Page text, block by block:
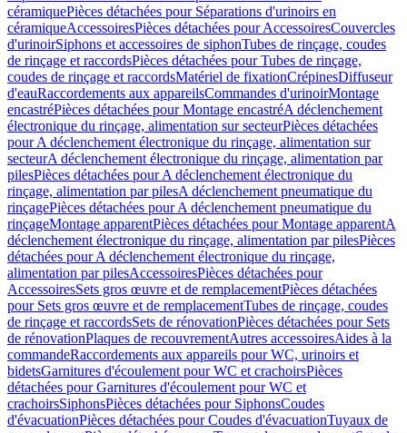
céramiquePièces détachées pour Séparations d'urinoirs en
céramiqueAccessoiresPièces détachées pour AccessoiresCouvercles
d'urinoirSiphons et accessoires de siphonTubes de rinçage, coudes
de rinçage et raccordsPièces détachées pour Tubes de rinçage,
coudes de rinçage et raccordsMatériel de fixationCrépinesDiffuseur
d'eauRaccordements aux appareilsCommandes d'urinoirMontage
encastréPièces détachées pour Montage encastréA déclenchement
électronique du rinçage, alimentation sur secteurPièces détachées
pour A déclenchement électronique du rinçage, alimentation sur
secteurA déclenchement électronique du rinçage, alimentation par
pilesPièces détachées pour A déclenchement électronique du
rinçage, alimentation par pilesA déclenchement pneumatique du
rinçagePièces détachées pour A déclenchement pneumatique du
rinçageMontage apparentPièces détachées pour Montage apparentA
déclenchement électronique du rinçage, alimentation par pilesPièces
détachées pour A déclenchement électronique du rinçage,
alimentation par pilesAccessoiresPièces détachées pour
AccessoiresSets gros œuvre et de remplacementPièces détachées
pour Sets gros œuvre et de remplacementTubes de rinçage, coudes
de rinçage et raccordsSets de rénovationPièces détachées pour Sets
de rénovationPlaques de recouvrementAutres accessoiresAides à la
commandeRaccordements aux appareils pour WC, urinoirs et
bidetsGarnitures d'écoulement pour WC et crachoirsPièces
détachées pour Garnitures d'écoulement pour WC et
crachoirsSiphonsPièces détachées pour SiphonsCoudes
d'évacuationPièces détachées pour Coudes d'évacuationTuyaux de